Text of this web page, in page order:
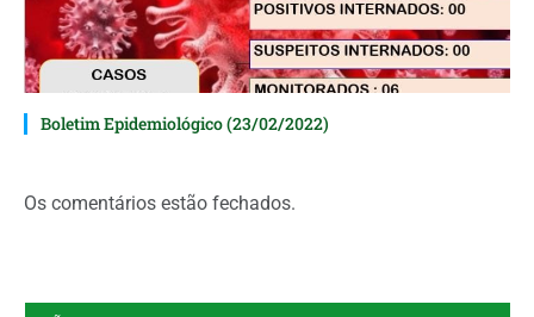
Boletim Epidemiológico (23/02/2022)
Os comentários estão fechados.